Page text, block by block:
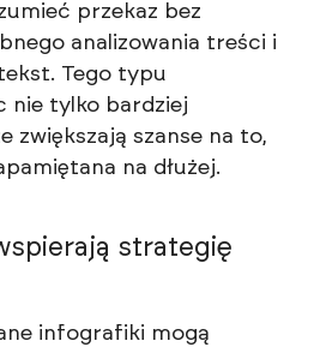
przekaz bez
analizowania treści i
Tego typu
nie tylko bardziej
zwiększają szanse na to,
na dłużej.
strategię
infografiki mogą